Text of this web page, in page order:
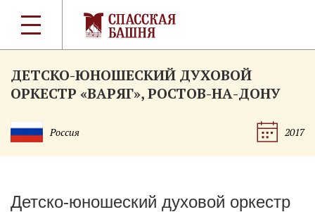
ДЕТСКО-ЮНОШЕСКИЙ ДУХОВОЙ
ОРКЕСТР «ВАРЯГ», РОСТОВ-НА-ДОНУ
Россия 2017
Детско-юношеский духовой оркестр